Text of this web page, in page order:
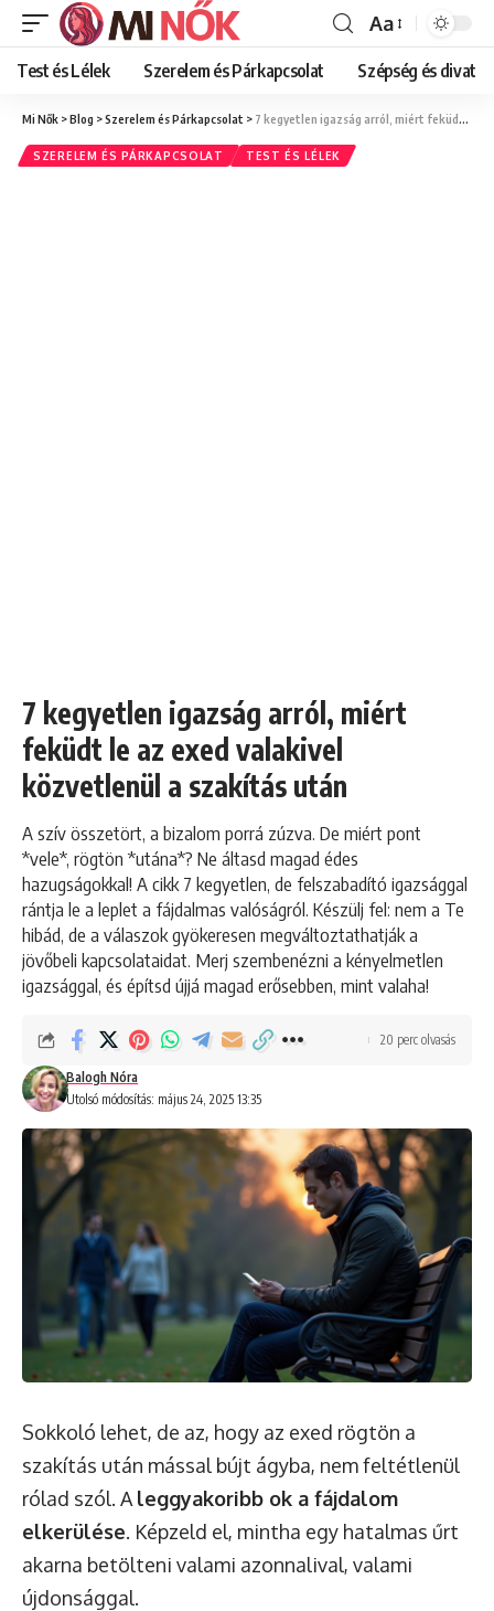
Font
Resizer
Aa
Test és Lélek Szerelem és Párkapcsolat Szépség és divat
Mi Nők >Blog >Szerelem és Párkapcsolat > 7 kegyetlen igazság arról, miért feküdt le az exed valakivel közvetlenül a szakítás után
SZERELEM ÉS PÁRKAPCSOLAT TEST ÉS LÉLEK
7 kegyetlen igazság arról, miért
feküdt le az exed valakivel
közvetlenül a szakítás után
A szív összetört, a bizalom porrá zúzva. De miért pont
*vele*, rögtön *utána*? Ne áltasd magad édes
hazugságokkal! A cikk 7 kegyetlen, de felszabadító igazsággal
rántja le a leplet a fájdalmas valóságról. Készülj fel: nem a Te
hibád, de a válaszok gyökeresen megváltoztathatják a
jövőbeli kapcsolataidat. Merj szembenézni a kényelmetlen
igazsággal, és építsd újjá magad erősebben, mint valaha!
Utolsó módosítás: május 24, 2025 13:35
Balogh Nóra
20 perc olvasás
Sokkoló lehet, de az, hogy az exed rögtön a
szakítás után mással bújt ágyba, nem feltétlenül
rólad szól. A leggyakoribb ok a fájdalom
elkerülése. Képzeld el, mintha egy hatalmas űrt
akarna betölteni valami azonnalival, valami
újdonsággal.